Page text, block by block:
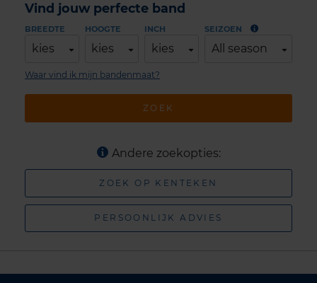
Vind jouw perfecte band
BREEDTE
kies
HOOGTE
kies
INCH
kies
SEIZOEN
All season
ZOEK
Waar vind ik mijn bandenmaat?
Andere zoekopties:
ZOEK OP KENTEKEN
PERSOONLIJK ADVIES